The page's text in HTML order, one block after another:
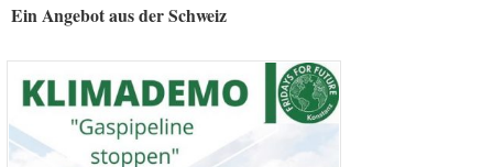
Ein Angebot aus der Schweiz